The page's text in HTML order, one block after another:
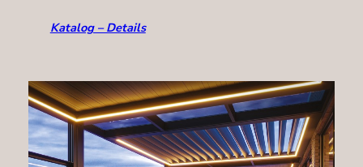
Katalog – Details